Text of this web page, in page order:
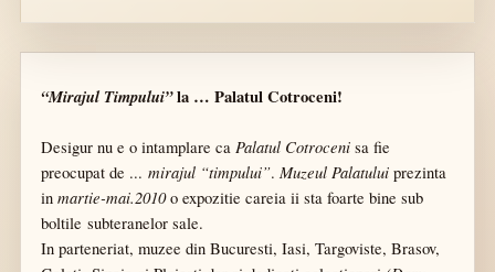
“Mirajul Timpului”la … Palatul Cotroceni!
Desigur nu e o intamplare ca Palatul Cotroceni sa fie
preocupat de ... mirajul “timpului”. Muzeul Palatului prezinta
in martie-mai.2010o expozitie careia ii sta foarte bine sub
boltile subteranelor sale.
In parteneriat, muzee din Bucuresti, Iasi, Targoviste, Brasov,